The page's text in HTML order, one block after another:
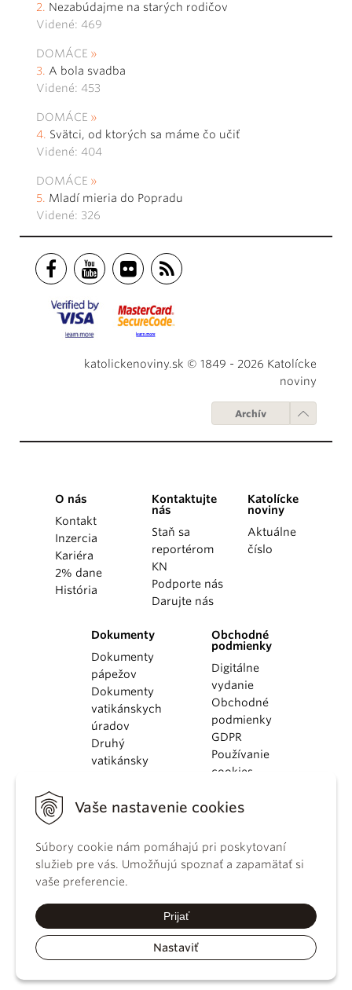
Vaše nastavenie cookies
Súbory cookie nám pomáhajú pri poskytovaní
služieb pre vás. Umožňujú spoznať a zapamätať si
vaše preferencie.
Prijať
Nastaviť
Nezabúdajme na starých rodičov
Videné: 469
DOMÁCE
A bola svadba
Videné: 453
DOMÁCE
Svätci, od ktorých sa máme čo učiť
Videné: 404
DOMÁCE
Mladí mieria do Popradu
Videné: 326
katolickenoviny.sk © 1849 - 2026 Katolícke
noviny
Archív
O nás
Kontakt
Inzercia
Kariéra
2% dane
História
Kontaktujte
nás
Staň sa
reportérom
KN
Podporte nás
Darujte nás
Katolícke
noviny
Aktuálne
číslo
Dokumenty
Dokumenty
pápežov
Dokumenty
vatikánskych
úradov
Druhý
vatikánsky
KBS
kánonického
práva
Katechizmus
Obchodné
podmienky
Digitálne
vydanie
Obchodné
podmienky
GDPR
Používanie
cookies